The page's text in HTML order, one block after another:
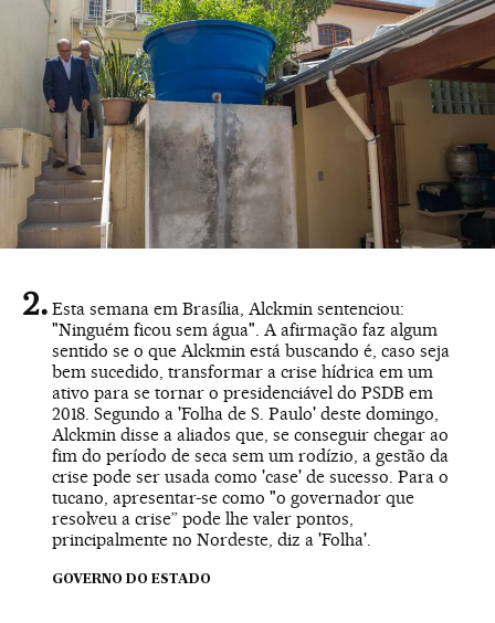
Esta semana em Brasília, Alckmin sentenciou:
"Ninguém ficou sem água". A afirmação faz algum
sentido se o que Alckmin está buscando é, caso seja
bem sucedido, transformar a crise hídrica em um
ativo para se tornar o presidenciável do PSDB em
2018. Segundo a 'Folha de S. Paulo' deste domingo,
Alckmin disse a aliados que, se conseguir chegar ao
fim do período de seca sem um rodízio, a gestão da
crise pode ser usada como 'case' de sucesso. Para o
tucano, apresentar-se como "o governador que
resolveu a crise” pode lhe valer pontos,
principalmente no Nordeste, diz a 'Folha'.
GOVERNO DO ESTADO